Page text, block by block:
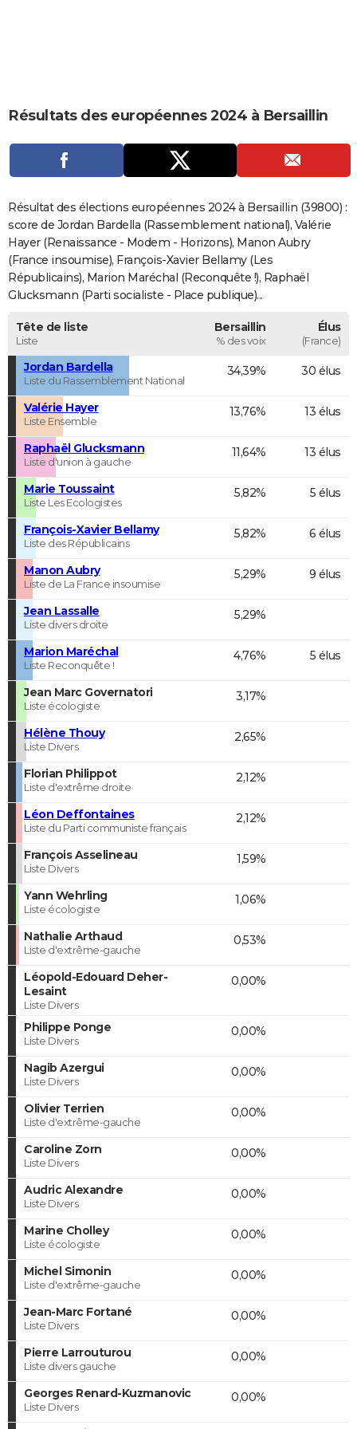
CARTE DE VOEUX
Carte de Noël
Carte Bonne année
Carte Saint-Valentin
Carte Pâques
Carte d'anniversaire
DICTIONNAIRE
Dictionnaire
Biographies
Citations
Expressions
Proverbes
PROGRAMME TV
COPAINS D'AVANT
S'inscrire
Se connecter
Lycées
Collèges
Primaires
Universités
Entreprises
Service militaire
Avis de recherche
AVIS DE DÉCÈS
FORUM
Résultats des européennes 2024 à Bersaillin
Résultat des élections européennes 2024 à Bersaillin (39800) :
score de Jordan Bardella (Rassemblement national), Valérie
Hayer (Renaissance - Modem - Horizons), Manon Aubry
(France insoumise), François-Xavier Bellamy (Les
Républicains), Marion Maréchal (Reconquête !), Raphaël
Glucksmann (Parti socialiste - Place publique)...
Tête de liste
Liste
Bersaillin
% des voix
Élus
(France)
Jordan Bardella
Liste du Rassemblement National
34,39% 30 élus
Valérie Hayer
Liste Ensemble
13,76% 13 élus
Raphaël Glucksmann
Liste d'union à gauche
11,64% 13 élus
Marie Toussaint
Liste Les Ecologistes
5,82% 5 élus
François-Xavier Bellamy
Liste des Républicains
5,82% 6 élus
Manon Aubry
Liste de La France insoumise
5,29% 9 élus
Jean Lassalle
Liste divers droite
5,29%
Marion Maréchal
Liste Reconquête !
4,76% 5 élus
Jean Marc Governatori
Liste écologiste
3,17%
Hélène Thouy
Liste Divers
2,65%
Florian Philippot
Liste d'extrême droite
2,12%
Léon Deffontaines
Liste du Parti communiste français
2,12%
François Asselineau
Liste Divers
1,59%
Yann Wehrling
Liste écologiste
1,06%
Nathalie Arthaud
Liste d'extrême-gauche
0,53%
Léopold-Edouard Deher-
Lesaint
Liste Divers
0,00%
Philippe Ponge
Liste Divers
0,00%
Nagib Azergui
Liste Divers
0,00%
Olivier Terrien
Liste d'extrême-gauche
0,00%
Caroline Zorn
Liste Divers
0,00%
Audric Alexandre
Liste Divers
0,00%
Marine Cholley
Liste écologiste
0,00%
Michel Simonin
Liste d'extrême-gauche
0,00%
Jean-Marc Fortané
Liste Divers
0,00%
Pierre Larrouturou
Liste divers gauche
0,00%
Georges Renard-Kuzmanovic
Liste Divers
0,00%